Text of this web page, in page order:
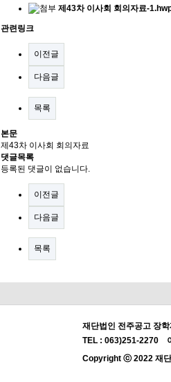
제43차 이사회 회의자료-
관련링크
이전글
다음글
목록
본문
제43차 이사회 회의자료
댓글목록
등록된 댓글이 없습니다.
이전글
다음글
목록
재단법인 전주공고 장
TEL : 063)251-2270
Copyright ⓒ 2022 재